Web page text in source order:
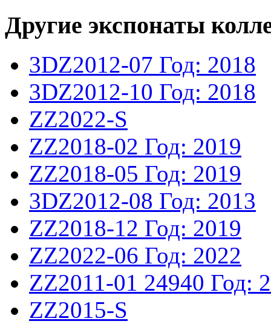
Другие экспонаты
3DZ2012-07 Год: 2018
3DZ2012-10 Год: 2018
ZZ2022-S
ZZ2018-02 Год: 2019
ZZ2018-05 Год: 2019
3DZ2012-08 Год: 2013
ZZ2018-12 Год: 2019
ZZ2022-06 Год: 2022
ZZ2011-01 24940 Год:
ZZ2015-S